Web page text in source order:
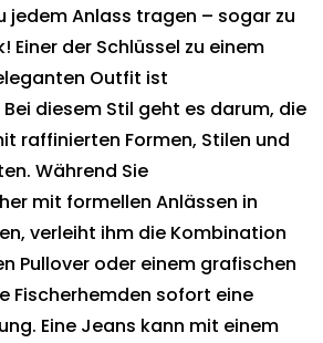
jedem Anlass tragen – sogar zu
Einer der Schlüssel zu einem
Outfit ist
diesem Stil geht es darum, die
raffinierten Formen, Stilen und
Während Sie
mit formellen Anlässen in
verleiht ihm die Kombination
Pullover oder einem grafischen
Fischerhemden sofort eine
Eine Jeans kann mit einem